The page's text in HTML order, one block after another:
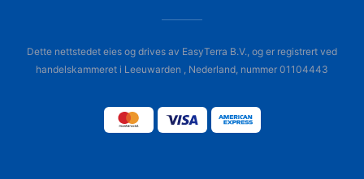
Dette nettstedet eies og drives av EasyTerra B.V., og er registrert ved
handelskammeret i Leeuwarden , Nederland, nummer 01104443